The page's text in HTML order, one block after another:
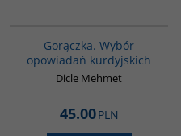
Gorączka. Wybór
opowiadań kurdyjskich
Dicle Mehmet
45.00PLN